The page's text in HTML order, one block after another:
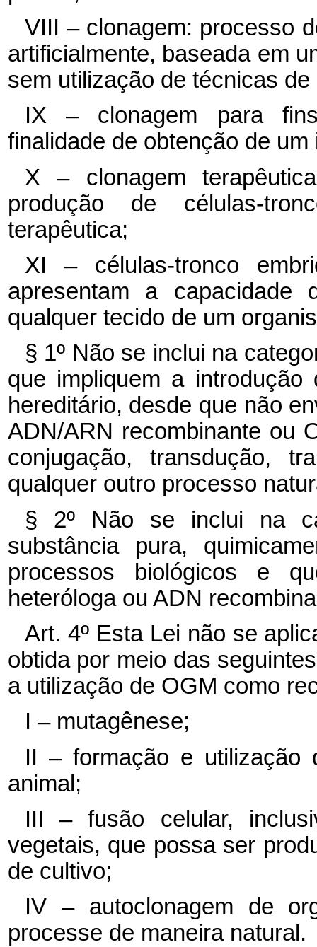
VIII – clonagem: processo
artificialmente, baseada em
sem utilização de técnicas
IX – clonagem para
finalidade de obtenção de um
X – clonagem
produção de células-
terapêutica;
XI – células-tronco
apresentam a
qualquer tecido de um
§ 1º Não se inclui na
que impliquem a
hereditário, desde que não
ADN/ARN recombinante ou
conjugação, transdução,
qualquer outro processo
§ 2º Não se inclui na
substância pura,
processos biológicos e
heteróloga ou ADN
Art. 4º Esta Lei não se
obtida por meio das
a utilização de OGM como
I – mutagênese;
II – formação e utilização
animal;
III – fusão celular,
vegetais, que possa ser
de cultivo;
IV – autoclonagem de
processe de maneira natural.